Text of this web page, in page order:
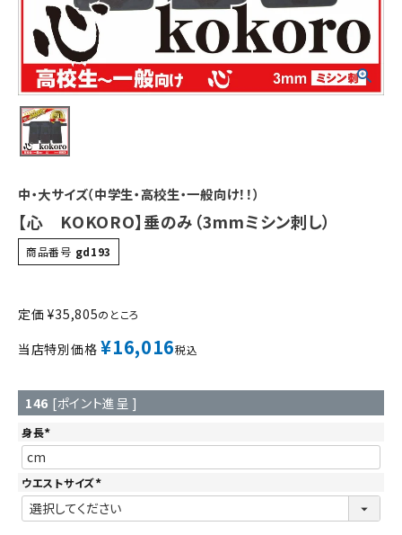
中・大サイズ（中学生・高校生・一般向け！！）
【心 KOKORO】垂のみ（3mmミシン刺し）
商品番号 gd193
定価 ¥35,805のところ
当店特別価格 ¥16,016税込
146 [ポイント進呈 ]
身長
(
必
須
)
ウエストサイズ
(
必
須
)